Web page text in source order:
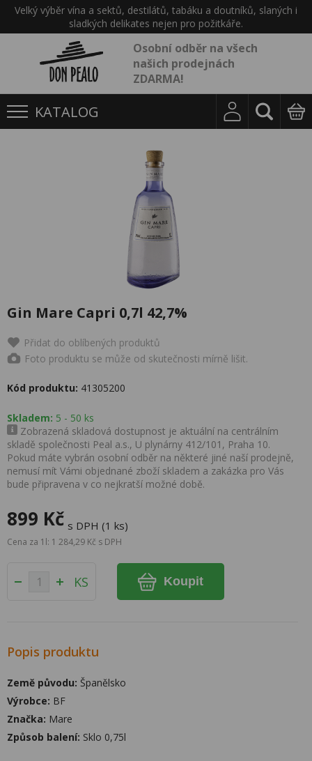
Velký výběr vína a sektů, destilátů, tabáku a doutníků, slaných i
sladkých delikates nejen pro požitkáře.
Osobní odběr na všech
našich prodejnách
ZDARMA!
KATALOG
Gin Mare Capri 0,7l 42,7%
Přidat do oblíbených produktů
Foto produktu se může od skutečnosti mírně lišit.
Kód produktu: 41305200
Skladem: 5 - 50 ks
Zobrazená skladová dostupnost je aktuální na centrálním
skladě společnosti Peal a.s., U plynárny 412/101, Praha 10.
Pokud máte vybrán osobní odběr na některé jiné naší prodejně,
nemusí mít Vámi objednané zboží skladem a zakázka pro Vás
bude připravena v co nejkratší možné době.
899 Kč s DPH (1 ks)
Cena za 1l: 1 284,29 Kč s DPH
KS Koupit
Popis produktu
Země původu: Španělsko
Výrobce: BF
Značka: Mare
Způsob balení: Sklo 0,75l